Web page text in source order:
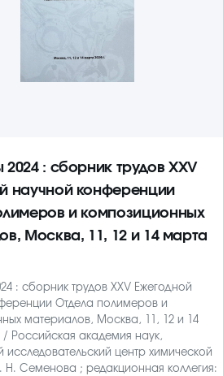
: сборник трудов XXV
научной конференции
и композиционных
Москва, 11, 12 и 14 марта
: сборник трудов XXV Ежегодной
Отдела полимеров и
материалов, Москва, 11, 12 и 14
/ Российская академия наук,
центр химической
Н. Семенова ; редакционная коллегия: